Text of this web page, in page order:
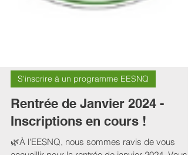
S'inscrire à un programme EESNQ
Rentrée de Janvier 2024 -
Inscriptions en cours !